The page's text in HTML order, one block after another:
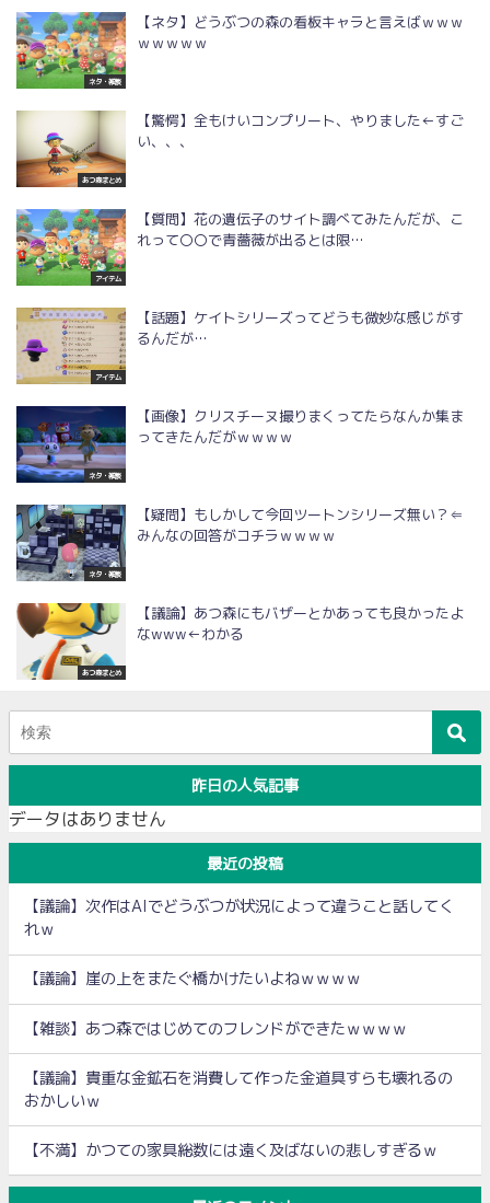
ネタ・雑談
【ネタ】どうぶつの森の看板キャラと言えばｗｗｗ
ｗｗｗｗｗ
あつ森まとめ
【驚愕】全もけいコンプリート、やりました←すご
い、、、
アイテム
【質問】花の遺伝子のサイト調べてみたんだが、こ
れって〇〇で青薔薇が出るとは限…
アイテム
【話題】ケイトシリーズってどうも微妙な感じがす
るんだが…
ネタ・雑談
【画像】クリスチーヌ撮りまくってたらなんか集ま
ってきたんだがｗｗｗｗ
ネタ・雑談
【疑問】もしかして今回ツートンシリーズ無い？⇐
みんなの回答がコチラｗｗｗｗ
あつ森まとめ
【議論】あつ森にもバザーとかあっても良かったよ
なwww←わかる
昨日の人気記事
データはありません
最近の投稿
【議論】次作はAIでどうぶつが状況によって違うこと話してく
れｗ
【議論】崖の上をまたぐ橋かけたいよねｗｗｗｗ
【雑談】あつ森ではじめてのフレンドができたｗｗｗｗ
【議論】貴重な金鉱石を消費して作った金道具すらも壊れるの
おかしいｗ
【不満】かつての家具総数には遠く及ばないの悲しすぎるｗ